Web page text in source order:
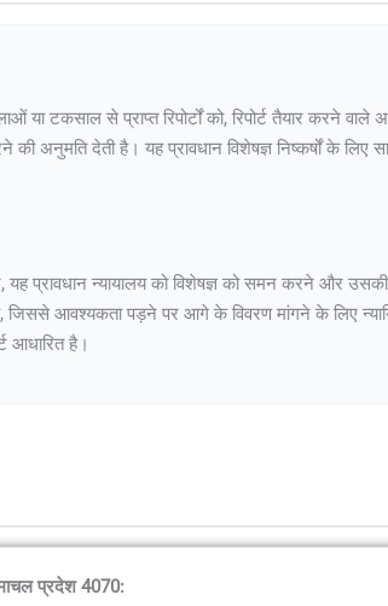
या टकसाल से प्राप्त रिपोर्टों को, रिपोर्ट तैयार करने
अनुमति देती है। यह प्रावधान विशेषज्ञ निष्कर्षों के लिए
यह प्रावधान न्यायालय को विशेषज्ञ को समन करने और
आवश्यकता पड़ने पर आगे के विवरण मांगने के लिए
आधारित है।
प्रदेश 4070: